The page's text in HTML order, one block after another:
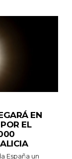
EN
EL
España un